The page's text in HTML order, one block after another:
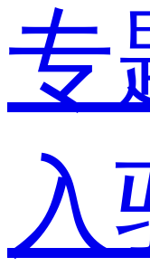
专
入